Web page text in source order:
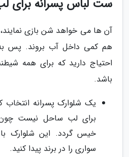
ست لباس پسرانه برای
آن ها می خواهد شن بازی
هم کمی داخل آب بروند. پس
احتیاج دارید که برای همه
باشد.
یک شلوارک پسرانه انتخاب
برای لب ساحل نیست
خیس گردد. این شلوارک
سواری را در برند پیدا کنید.